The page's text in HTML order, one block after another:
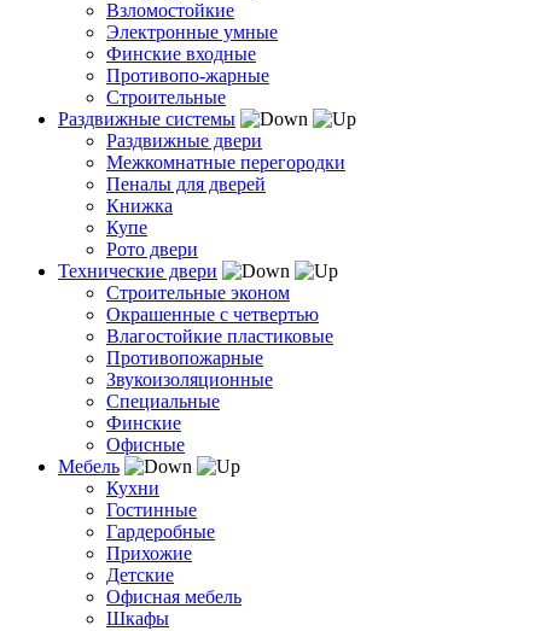
Взломостойкие
Электронные умные
Финские входные
Противопо-жарные
Строительные
Раздвижные системы
Раздвижные двери
Межкомнатные перегородки
Пеналы для дверей
Книжка
Купе
Рото двери
Технические двери
Строительные эконом
Окрашенные с четвертью
Влагостойкие пластиковые
Противопожарные
Звукоизоляционные
Специальные
Финские
Офисные
Мебель
Кухни
Гостинные
Гардеробные
Прихожие
Детские
Офисная мебель
Шкафы